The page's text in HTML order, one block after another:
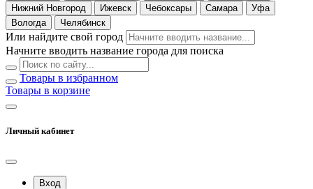
Нижний Новгород
Ижевск Чебоксары Самара
Уфа
Вологда
Челябинск
Или найдите свой город
Начните вводить название города для поиска
Товары в избранном
Товары в корзине
Личный кабинет
Вход